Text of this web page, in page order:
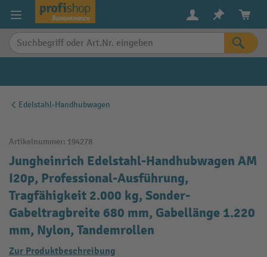
springen
Edelstahl-Handhubwagen
Artikelnummer: 194278
Jungheinrich Edelstahl-Handhubwagen AM
I20p, Professional-Ausführung,
Tragfähigkeit 2.000 kg, Sonder-
Gabeltragbreite 680 mm, Gabellänge 1.220
mm, Nylon, Tandemrollen
Zur Produktbeschreibung